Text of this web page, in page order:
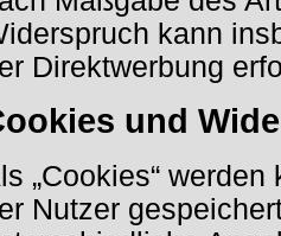
kann
Direktwerbung
und
„Cookies“
Nutzer